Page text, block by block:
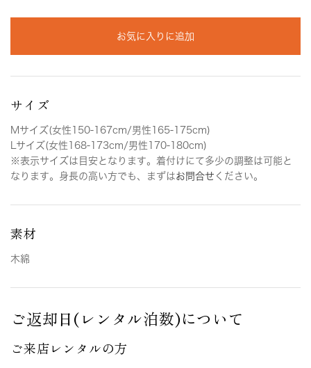
お気に入りに追加
サイズ
Mサイズ(女性150-167cm/男性165-175cm)
Lサイズ(女性168-173cm/男性170-180cm)
※表示サイズは目安となります。着付けにて多少の調整は可能と
なります。身長の高い方でも、まずはお問合せ ください。
素材
木綿
ご返却日(レンタル泊数)について
ご来店レンタルの方